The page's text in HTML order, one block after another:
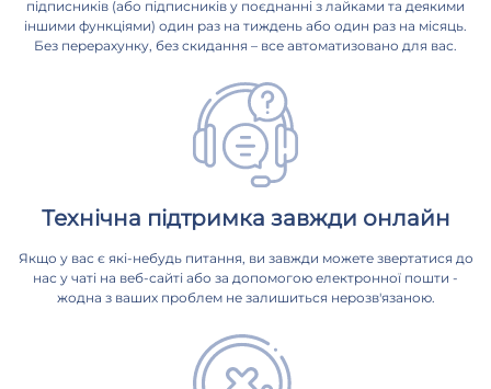
підписників (або підписників у поєднанні з лайками та деякими
іншими функціями) один раз на тиждень або один раз на місяць.
Без перерахунку, без скидання – все автоматизовано для вас.
Технічна підтримка завжди онлайн
Якщо у вас є які-небудь питання, ви завжди можете звертатися до
нас у чаті на веб-сайті або за допомогою електронної пошти -
жодна з ваших проблем не залишиться нерозв'язаною.